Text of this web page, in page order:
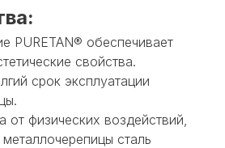
PURETAN® обеспечивает
свойства.
срок эксплуатации
физических воздействий,
сталь